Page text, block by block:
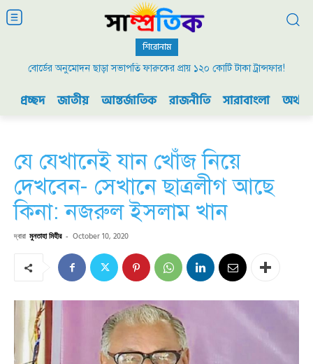
শিরোনাম
বোর্ডের অনুমোদন ছাড়া সভাপতি ফারুকের প্রায় ১২০ কোটি টাকা ট্রান্সফার!
প্রচ্ছদ জাতীয় আন্তর্জাতিক রাজনীতি সারাবাংলা
যে যেখানেই যান খোঁজ নিয়ে
দেখবেন- সেখানে ছাত্রলীগ আছে
কিনা: নজরুল ইসলাম খান
দ্বারা মুনতাহা মিহীর - October 10, 2020